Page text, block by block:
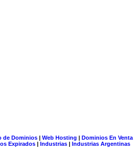
de Dominios| Web Hosting | Dominios En Venta
Expirados | Industrias | Industrias Argentinas